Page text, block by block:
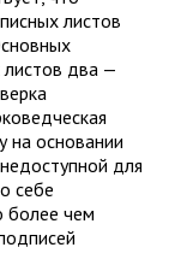
листов
два —
на основании
для
себе
чем